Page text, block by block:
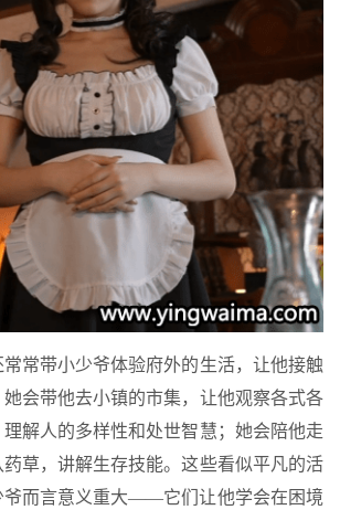
常带小少爷体验府外的生活，让他接触
会带他去小镇的市集，让他观察各式各
解人的多样性和处世智慧；她会陪他走
药草，讲解生存技能。这些看似平凡的活
爷而言意义重大——它们让他学会在困境